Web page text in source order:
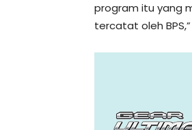
program itu yang
tercatat oleh